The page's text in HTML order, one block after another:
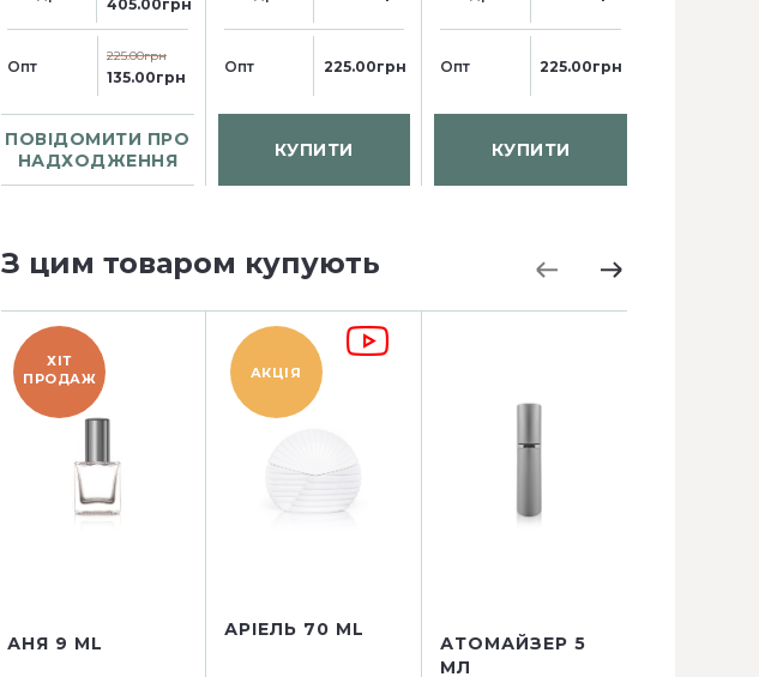
405.00грн
Опт
225.00грн
135.00грн
ПОВІДОМИТИ ПРО
НАДХОДЖЕННЯ
Опт 225.00грн
КУПИТИ
Опт 225.00грн
КУПИТИ
З цим товаром купують
ХІТ
ПРОДАЖ
АНЯ 9 ML
АКЦІЯ
АРІЕЛЬ 70 ML
АТОМАЙЗЕР 5
МЛ